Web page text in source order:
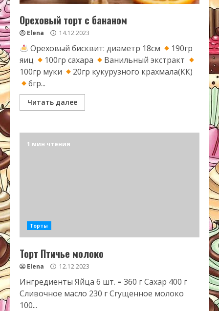
Ореховый торт с бананом
Elena 14.12.2023
Ореховый бисквит: диаметр 18см
190гр
яиц
100гр сахара
Ванильный экстракт
100гр муки
20гр кукурузного крахмала(КК)
6гр...
Читать далее
1 мин чтения
Торты
Торт Птичье молоко
Elena 12.12.2023
Ингредиенты Яйца 6 шт. = 360 г Сахар 400 г
Сливочное масло 230 г Сгущенное молоко
100...